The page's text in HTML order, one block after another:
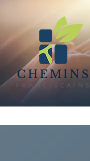
CHEMINS
FRANCISCAINS